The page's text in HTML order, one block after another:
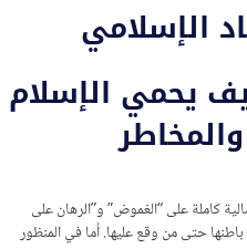
الإسلامي
يحمي الإسلام
كاملة على “الغموض” و”الرهان على
حتى من وقع عليها. أما في المنظور